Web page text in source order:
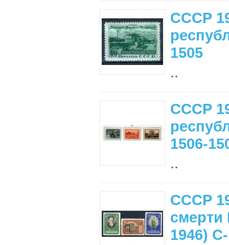
СССР
1505
..
СССР
1506-
..
СССР
смерти
1946)